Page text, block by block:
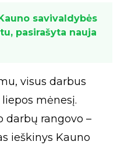
savivaldybės
pasirašyta nauja
visus darbus
mėnesį.
darbų rangovo –
ieškinys Kauno